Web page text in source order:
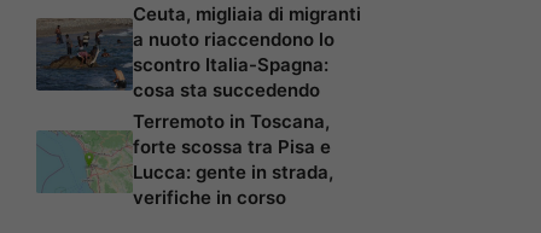
Ceuta, migliaia di migranti
a nuoto riaccendono lo
scontro Italia-Spagna:
cosa sta succedendo
Terremoto in Toscana,
forte scossa tra Pisa e
Lucca: gente in strada,
verifiche in corso